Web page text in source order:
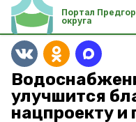
Портал
округа
улучшится
нацпроекту и